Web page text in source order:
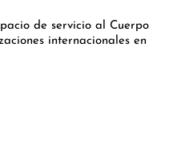
de servicio al Cuerpo
internacionales en